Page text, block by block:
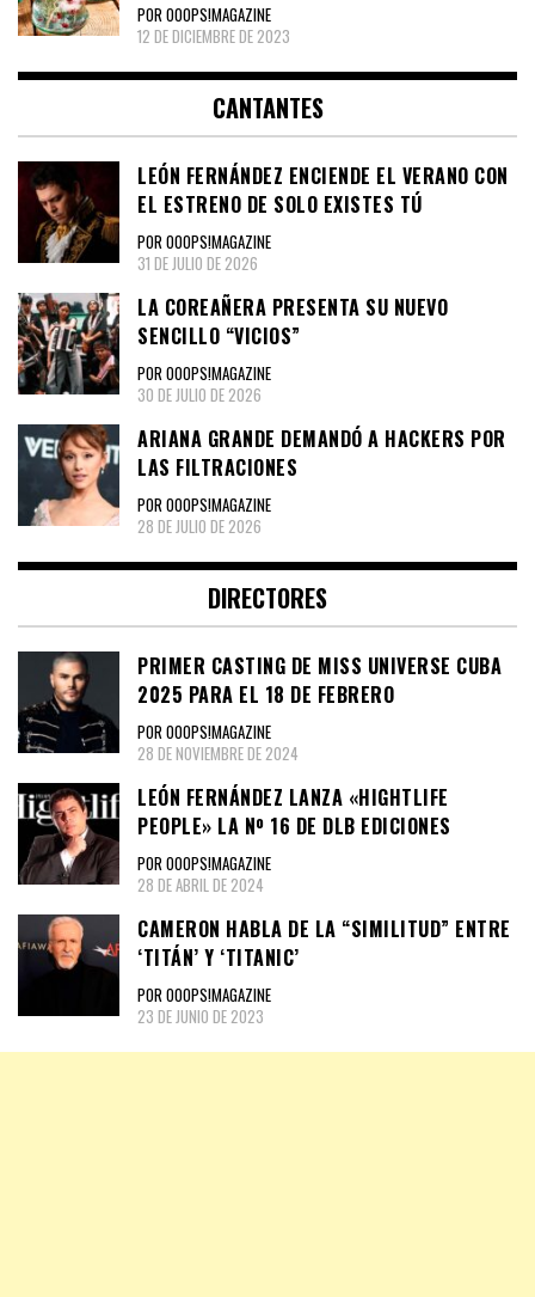
POR OOOPS!MAGAZINE
12 DE DICIEMBRE DE 2023
CANTANTES
LEÓN FERNÁNDEZ ENCIENDE EL VERANO CON
EL ESTRENO DE SOLO EXISTES TÚ
POR OOOPS!MAGAZINE
31 DE JULIO DE 2026
LA COREAÑERA PRESENTA SU NUEVO
SENCILLO “VICIOS”
POR OOOPS!MAGAZINE
30 DE JULIO DE 2026
ARIANA GRANDE DEMANDÓ A HACKERS POR
LAS FILTRACIONES
POR OOOPS!MAGAZINE
28 DE JULIO DE 2026
DIRECTORES
PRIMER CASTING DE MISS UNIVERSE CUBA
2025 PARA EL 18 DE FEBRERO
POR OOOPS!MAGAZINE
28 DE NOVIEMBRE DE 2024
LEÓN FERNÁNDEZ LANZA «HIGHTLIFE
PEOPLE» LA Nº 16 DE DLB EDICIONES
POR OOOPS!MAGAZINE
28 DE ABRIL DE 2024
CAMERON HABLA DE LA “SIMILITUD” ENTRE
‘TITÁN’ Y ‘TITANIC’
POR OOOPS!MAGAZINE
23 DE JUNIO DE 2023